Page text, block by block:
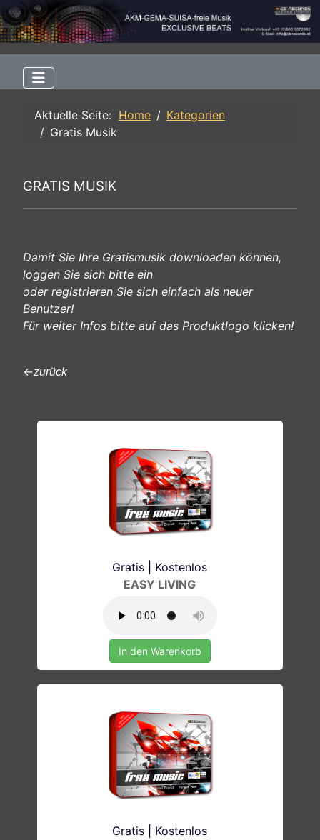
Aktuelle Seite: Home
Kategorien
Gratis Musik
GRATIS MUSIK
Damit Sie Ihre Gratismusik downloaden können,
loggen Sie sich bitte ein
oder registrieren Sie sich einfach als neuer
Benutzer!
Für weiter Infos bitte auf das Produktlogo klicken!
←zurück
Gratis | Kostenlos
EASY LIVING
In den Warenkorb
Gratis | Kostenlos